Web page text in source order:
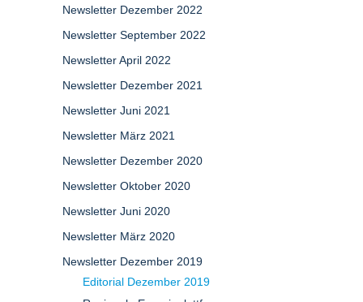
Newsletter Dezember 2022
Newsletter September 2022
Newsletter April 2022
Newsletter Dezember 2021
Newsletter Juni 2021
Newsletter März 2021
Newsletter Dezember 2020
Newsletter Oktober 2020
Newsletter Juni 2020
Newsletter März 2020
Newsletter Dezember 2019
Editorial Dezember 2019